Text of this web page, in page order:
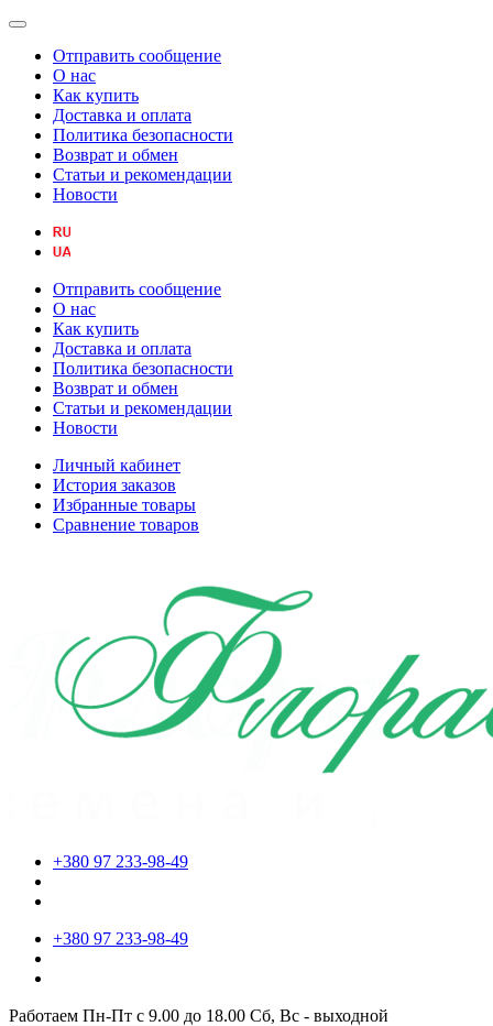
Отправить сообщение
О нас
Как купить
Доставка и оплата
Политика безопасности
Возврат и обмен
Статьи и рекомендации
Новости
Отправить сообщение
О нас
Как купить
Доставка и оплата
Политика безопасности
Возврат и обмен
Статьи и рекомендации
Новости
Личный кабинет
История заказов
Избранные товары
Сравнение товаров
+380 97 233-98-49
+380 97 233-98-49
Работаем Пн-Пт с 9.00 до 18.00 Сб, Вс - выходной